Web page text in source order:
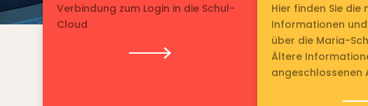
Verbindung zum Login in die Schul-
Cloud
Hier finden Sie die
Informationen
über die Maria-
Ältere
angeschlossenen